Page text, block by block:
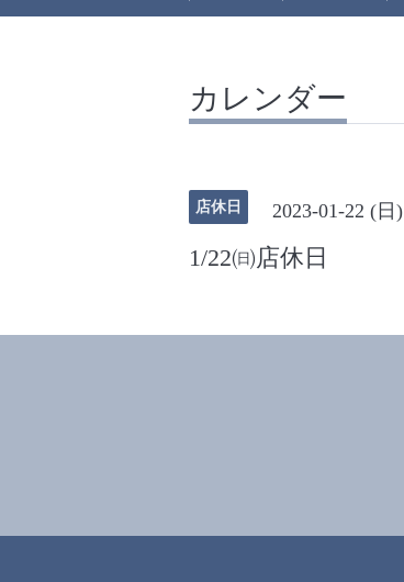
カレンダー
店休日 2023-01-22 (日)
1/22㈰店休日